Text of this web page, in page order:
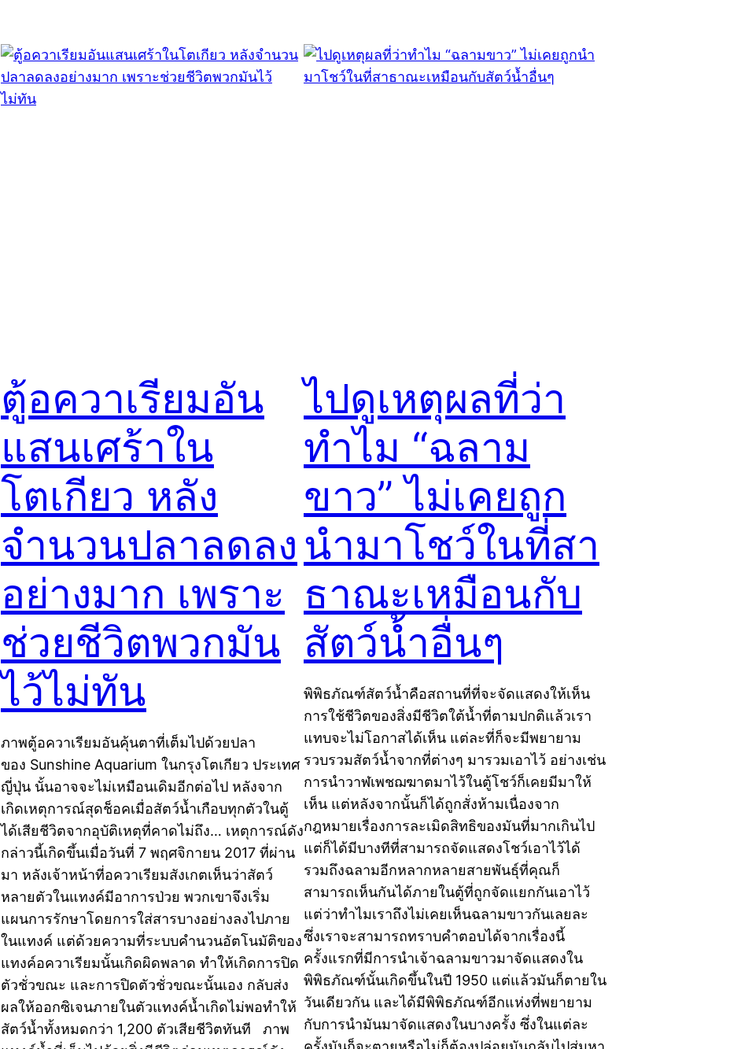
ตู้อควาเรียมอัน
แสนเศร้าใน
โตเกียว หลัง
จำนวนปลาลดลง
อย่างมาก เพราะ
ช่วยชีวิตพวกมัน
ไว้ไม่ทัน
ภาพตู้อควาเรียมอันคุ้นตาที่เต็มไปด้วยปลา
ของ Sunshine Aquarium ในกรุงโตเกียว ประเทศ
ญี่ปุ่น นั้นอาจจะไม่เหมือนเดิมอีกต่อไป หลังจาก
เกิดเหตุการณ์สุดช็อคเมื่อสัตว์น้ำเกือบทุกตัวในตู้
ได้เสียชีวิตจากอุบัติเหตุที่คาดไม่ถึง… เหตุการณ์ดัง
กล่าวนี้เกิดขึ้นเมื่อวันที่ 7 พฤศจิกายน 2017 ที่ผ่าน
มา หลังเจ้าหน้าที่อควาเรียมสังเกตเห็นว่าสัตว์
หลายตัวในแทงค์มีอาการป่วย พวกเขาจึงเริ่ม
แผนการรักษาโดยการใส่สารบางอย่างลงไปภาย
ในแทงค์ แต่ด้วยความที่ระบบคำนวนอัตโนมัติของ
แทงค์อควาเรียมนั้นเกิดผิดพลาด ทำให้เกิดการปิด
ตัวชั่วขณะ และการปิดตัวชั่วขณะนั้นเอง กลับส่ง
ผลให้ออกซิเจนภายในตัวแทงค์น้ำเกิดไม่พอทำให้
สัตว์น้ำทั้งหมดกว่า 1,200 ตัวเสียชีวิตทันที ภาพ
ไปดูเหตุผลที่ว่า
ทำไม “ฉลาม
ขาว” ไม่เคยถูก
นำมาโชว์ในที่สา
ธาณะเหมือนกับ
สัตว์น้ำอื่นๆ
พิพิธภัณฑ์สัตว์น้ำคือสถานที่ที่จะจัดแสดงให้เห็น
การใช้ชีวิตของสิ่งมีชีวิตใต้น้ำที่ตามปกติแล้วเรา
แทบจะไม่โอกาสได้เห็น แต่ละที่ก็จะมีพยายาม
รวบรวมสัตว์น้ำจากที่ต่างๆ มารวมเอาไว้ อย่างเช่น
การนำวาฬเพชฌฆาตมาไว้ในตู้โชว์ก็เคยมีมาให้
เห็น แต่หลังจากนั้นก็ได้ถูกสั่งห้ามเนื่องจาก
กฎหมายเรื่องการละเมิดสิทธิของมันที่มากเกินไป
แต่ก็ได้มีบางทีที่สามารถจัดแสดงโชว์เอาไว้ได้
รวมถึงฉลามอีกหลากหลายสายพันธุ์ที่คุณก็
สามารถเห็นกันได้ภายในตู้ที่ถูกจัดแยกกันเอาไว้
แต่ว่าทำไมเราถึงไม่เคยเห็นฉลามขาวกันเลยละ
ซึ่งเราจะสามารถทราบคำตอบได้จากเรื่องนี้
ครั้งแรกที่มีการนำเจ้าฉลามขาวมาจัดแสดงใน
พิพิธภัณฑ์นั้นเกิดขึ้นในปี 1950 แต่แล้วมันก็ตายใน
วันเดียวกัน และได้มีพิพิธภัณฑ์อีกแห่งที่พยายาม
กับการนำมันมาจัดแสดงในบางครั้ง ซึ่งในแต่ละ